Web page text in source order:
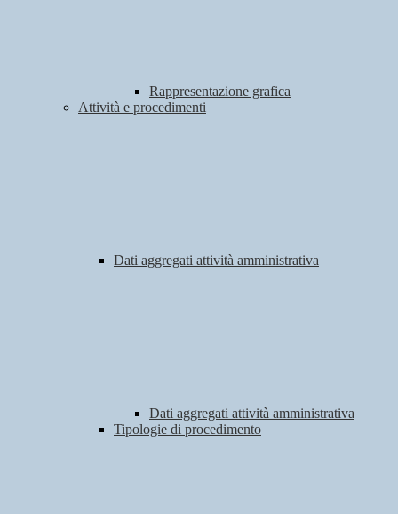
Rappresentazione grafica
Attività e procedimenti
Dati aggregati attività amministrativa
Dati aggregati attività amministrativa
Tipologie di procedimento